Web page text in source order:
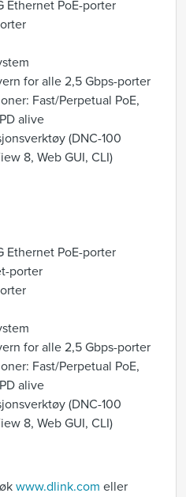
Ethernet PoE-porter
for alle 2,5 Gbps-porter
Fast/Perpetual PoE,
alive
(DNC-100
8, Web GUI, CLI)
Ethernet PoE-porter
porter
for alle 2,5 Gbps-porter
Fast/Perpetual PoE,
alive
(DNC-100
8, Web GUI, CLI)
www.dlink.com eller